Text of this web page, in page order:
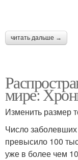
читать дальше →
мире:
Изменить размер
Число
превысило 100
уже в более чем